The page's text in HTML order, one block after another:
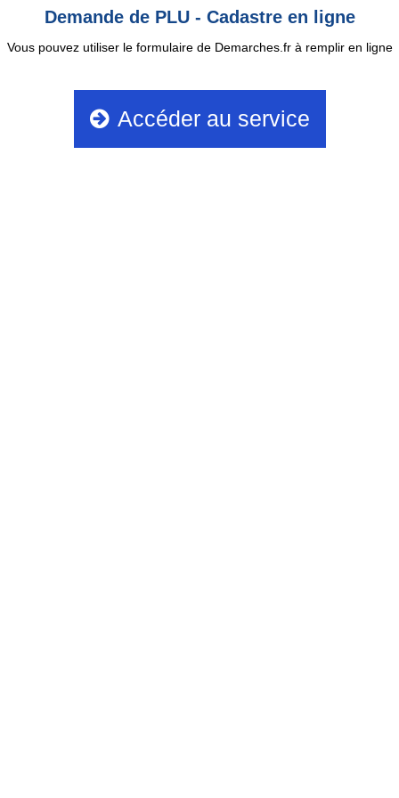
Demande de PLU - Cadastre en ligne
Vous pouvez utiliser le formulaire de Demarches.fr à remplir en ligne
Accéder au service